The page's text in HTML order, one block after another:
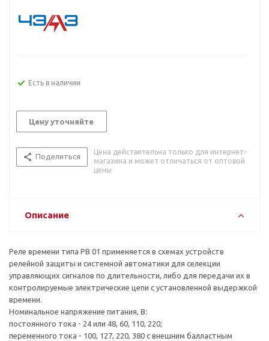
Есть в наличии
Цену уточняйте
Поделиться
Цена действительна только для интернет-
магазина и может отличаться от оптовой
цены
Описание
Реле времени типа РВ 01 применяется в схемах устройств
релейной защиты и системной автоматики для селекции
управляющих сигналов по длительности, либо для передачи их в
контролируемые электрические цепи с установленной выдержкой
времени.
Номинальное напряжение питания, В:
постоянного тока - 24 или 48, 60, 110, 220;
переменного тока - 100, 127, 220, 380 с внешним балластным